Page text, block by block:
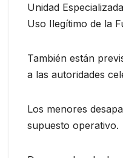
Unidad
Uso Ilegítimo de la
También están
a las autoridades
Los menores
supuesto operativo.